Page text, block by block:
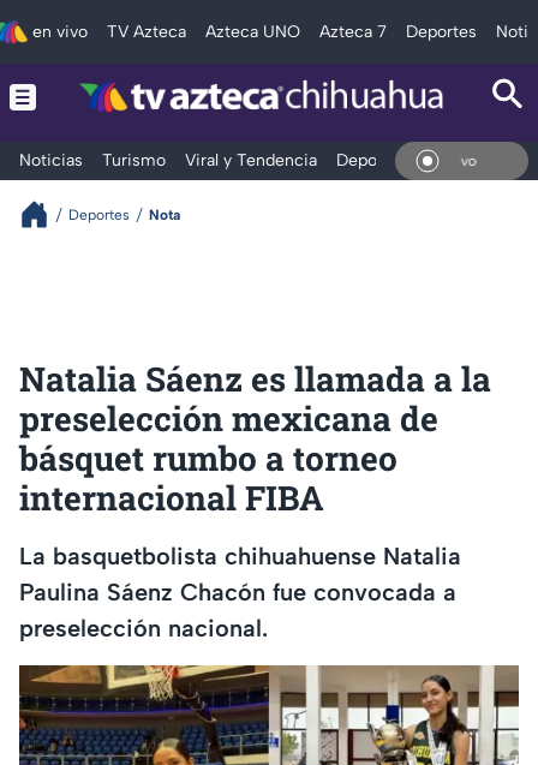
en vivo TV Azteca Azteca UNO Azteca 7 Deportes
Noticias Turismo Viral y Tendencia Deportes Espectáculos
En
Deportes Nota
Natalia Sáenz es llamada a la
preselección mexicana de
básquet rumbo a torneo
internacional FIBA
La basquetbolista chihuahuense Natalia
Paulina Sáenz Chacón fue convocada a
preselección nacional.